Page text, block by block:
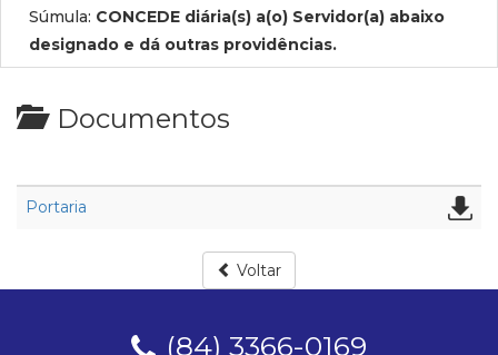
Súmula: CONCEDE diária(s) a(o) Servidor(a) abaixo
designado e dá outras providências.
Documentos
Portaria
Voltar
(84) 3366-0169